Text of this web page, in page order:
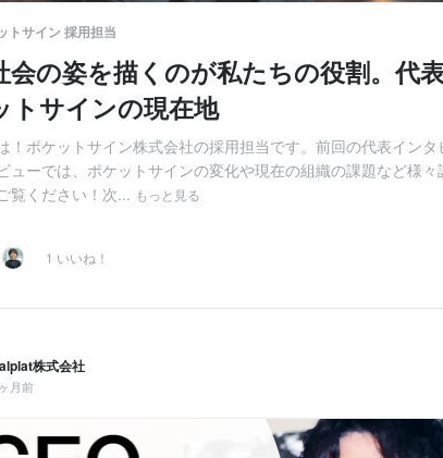
トサイン 採用担当
会の姿を描くのが私たちの役割。代
トサインの現在地
！ポケットサイン株式会社の採用担当です。前回の代表イン
ューでは、ポケットサインの変化や現在の組織の課題など様々
覧ください！次... もっと見る
1 いいね！
株式会社
月前